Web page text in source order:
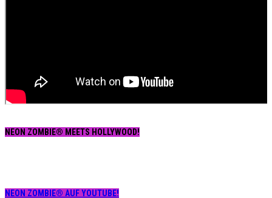
NEON ZOMBIE® MEETS HOLLYWOOD!
NEON ZOMBIE® AUF YOUTUBE!